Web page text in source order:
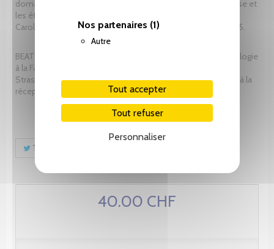
Nos partenaires (1)
Autre
Tout accepter
Tout refuser
Personnaliser
domaines de recherche prioritaires sont la musique en Suisse et
les études genre en musicologie. Elle a présidé l’Association
Caroline Charrière depuis sa fondation en 2019 jusqu’en 2025.
BEAT FÖLLMI est professeur de musique sacrée et d’hymnologie
à la Faculté de Théologie protestante de l’Université de
Strasbourg. Dans ses recherches, il s’intéresse notamment à la
réception du religieux dans la culture contemporaine.
Tweet
40.00 CHF